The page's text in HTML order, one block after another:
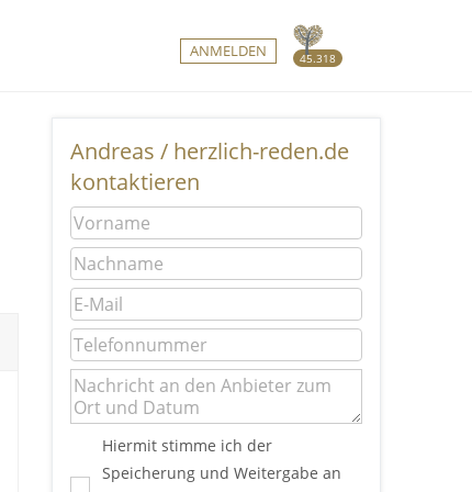
45.318
ANMELDEN
Andreas / herzlich-reden.de
kontaktieren
Hiermit stimme ich der
Speicherung und Weitergabe an